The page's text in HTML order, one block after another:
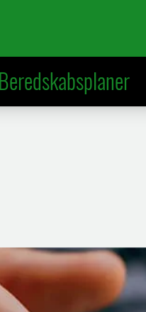
Beredskabsplaner